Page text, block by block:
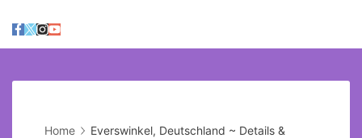
Home
Everswinkel, Deutschland ~ Details &